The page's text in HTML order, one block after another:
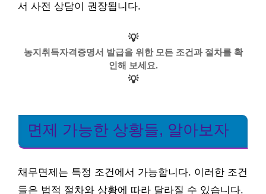
서 사전 상담이 권장됩니다.
💡
농지취득자격증명서 발급을 위한 모든 조건과 절차를 확
인해 보세요.
💡
면제 가능한 상황들, 알아보자
채무면제는 특정 조건에서 가능합니다. 이러한 조건
들은 법적 절차와 상황에 따라 달라질 수 있습니다.